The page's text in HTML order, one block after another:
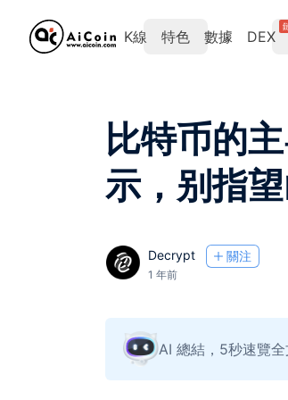
K線 特色 數據 DEX
比特币的
示，别指
Decrypt 關注
1 年前
AI 總結，5秒速覽全